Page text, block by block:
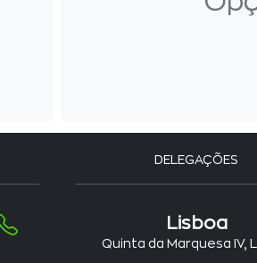
DELEGAÇÕES
Lisboa
Quinta da Marquesa IV,